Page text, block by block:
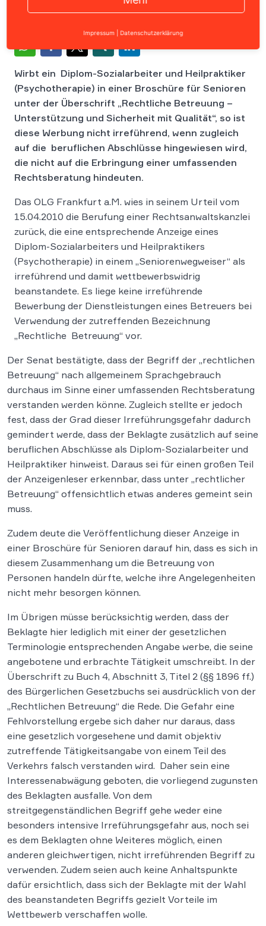
Wirbt ein Diplom-Sozialarbeiter und Heilpraktiker
(Psychotherapie) in einer Broschüre für Senioren
unter der Überschrift „Rechtliche Betreuung –
Unterstützung und Sicherheit mit Qualität“, so ist
diese Werbung nicht irreführend, wenn zugleich
auf die beruflichen Abschlüsse hingewiesen wird,
die nicht auf die Erbringung einer umfassenden
Rechtsberatung hindeuten.
Das OLG Frankfurt a.M. wies in seinem Urteil vom
15.04.2010 die Berufung einer Rechtsanwaltskanzlei
zurück, die eine entsprechende Anzeige eines
Diplom-Sozialarbeiters und Heilpraktikers
(Psychotherapie) in einem „Seniorenwegweiser“ als
irreführend und damit wettbewerbswidrig
beanstandete. Es liege keine irreführende
Bewerbung der Dienstleistungen eines Betreuers bei
Verwendung der zutreffenden Bezeichnung
„Rechtliche Betreuung“ vor.
Der Senat bestätigte, dass der Begriff der „rechtlichen
Betreuung“ nach allgemeinem Sprachgebrauch
durchaus im Sinne einer umfassenden Rechtsberatung
verstanden werden könne. Zugleich stellte er jedoch
fest, dass der Grad dieser Irreführungsgefahr dadurch
gemindert werde, dass der Beklagte zusätzlich auf seine
beruflichen Abschlüsse als Diplom-Sozialarbeiter und
Heilpraktiker hinweist. Daraus sei für einen großen Teil
der Anzeigenleser erkennbar, dass unter „rechtlicher
Betreuung“ offensichtlich etwas anderes gemeint sein
muss.
Zudem deute die Veröffentlichung dieser Anzeige in
einer Broschüre für Senioren darauf hin, dass es sich in
diesem Zusammenhang um die Betreuung von
Personen handeln dürfte, welche ihre Angelegenheiten
nicht mehr besorgen können.
Im Übrigen müsse berücksichtig werden, dass der
Beklagte hier lediglich mit einer der gesetzlichen
Terminologie entsprechenden Angabe werbe, die seine
angebotene und erbrachte Tätigkeit umschreibt. In der
Überschrift zu Buch 4, Abschnitt 3, Titel 2 (§§ 1896 ff.)
des Bürgerlichen Gesetzbuchs sei ausdrücklich von der
„Rechtlichen Betreuung“ die Rede. Die Gefahr eine
Fehlvorstellung ergebe sich daher nur daraus, dass
eine gesetzlich vorgesehene und damit objektiv
zutreffende Tätigkeitsangabe von einem Teil des
Verkehrs falsch verstanden wird. Daher sein eine
Interessenabwägung geboten, die vorliegend zugunsten
des Beklagten ausfalle. Von dem
streitgegenständlichen Begriff gehe weder eine
besonders intensive Irreführungsgefahr aus, noch sei
es dem Beklagten ohne Weiteres möglich, einen
anderen gleichwertigen, nicht irreführenden Begriff zu
verwenden. Zudem seien auch keine Anhaltspunkte
dafür ersichtlich, dass sich der Beklagte mit der Wahl
des beanstandeten Begriffs gezielt Vorteile im
Wettbewerb verschaffen wolle.
Impressum Datenschutzerklärung